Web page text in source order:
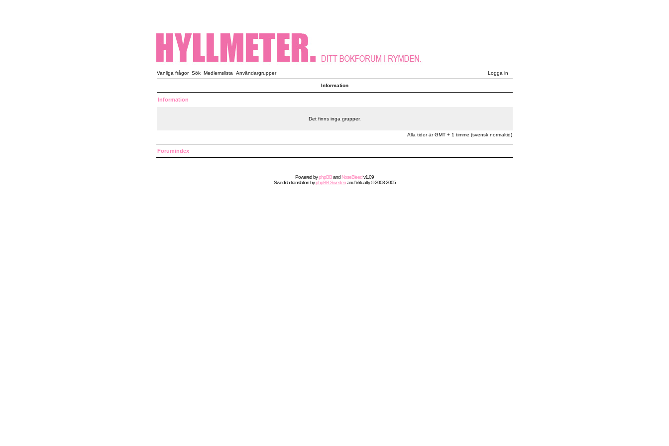
Vanliga frågor Sök Medlemslista Användargrupper Logga in
Information
Information
Det finns inga grupper.
Alla tider är GMT + 1 timme (svensk normaltid)
Forumindex
Powered byphpBBand NoseBleedv1.09
Swedishtranslation byphpBB SwedenandVirtuality© 2003-2005